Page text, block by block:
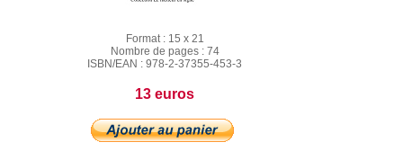
Format : 15 x 21
Nombre de pages : 74
ISBN/EAN : 978-2-37355-453-3
13 euros